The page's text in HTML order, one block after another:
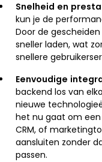
Snelheid en
kun je de
Door de
sneller laden, wat
snellere
Eenvoudige
backend los van
nieuwe
het nu gaat om
CRM, of
aansluiten zonder
passen.